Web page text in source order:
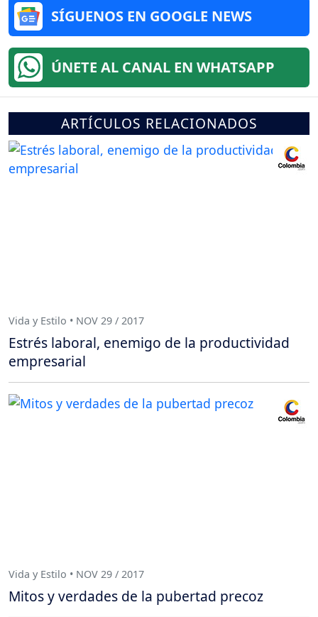
SÍGUENOS EN GOOGLE NEWS
ÚNETE AL CANAL EN WHATSAPP
ARTÍCULOS RELACIONADOS
Vida y Estilo • NOV 29 / 2017
Estrés laboral, enemigo de la productividad
empresarial
Vida y Estilo • NOV 29 / 2017
Mitos y verdades de la pubertad precoz